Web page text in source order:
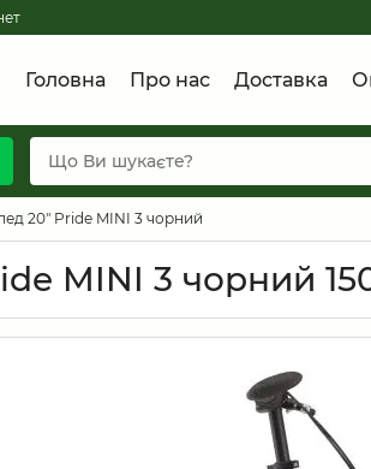
Головна Про нас Доставка
20" Pride MINI 3 чорний
MINI 3 чорний